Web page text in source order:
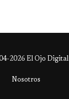
2026 El Ojo Digital
Nosotros